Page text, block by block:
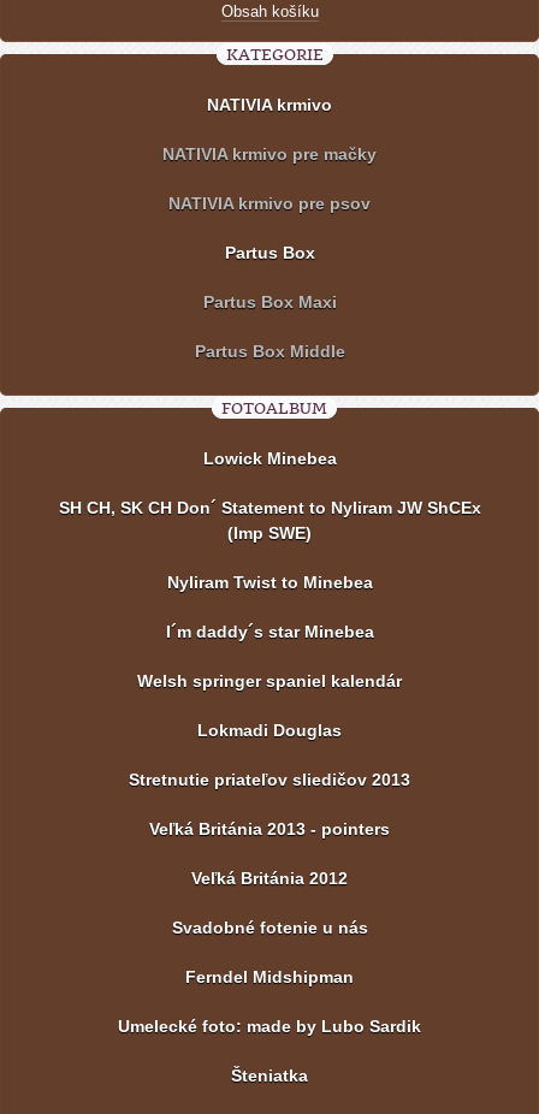
Obsah košíku
KATEGORIE
NATIVIA krmivo
NATIVIA krmivo pre mačky
NATIVIA krmivo pre psov
Partus Box
Partus Box Maxi
Partus Box Middle
FOTOALBUM
Lowick Minebea
SH CH, SK CH Don´ Statement to Nyliram JW ShCEx
(Imp SWE)
Nyliram Twist to Minebea
I´m daddy´s star Minebea
Welsh springer spaniel kalendár
Lokmadi Douglas
Stretnutie priateľov sliedičov 2013
Veľká Británia 2013 - pointers
Veľká Británia 2012
Svadobné fotenie u nás
Ferndel Midshipman
Umelecké foto: made by Lubo Sardik
Šteniatka